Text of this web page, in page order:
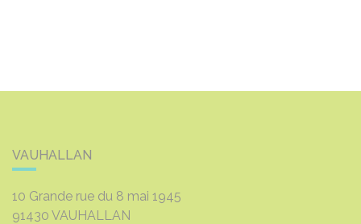
VAUHALLAN
10 Grande rue du 8 mai 1945
91430 VAUHALLAN